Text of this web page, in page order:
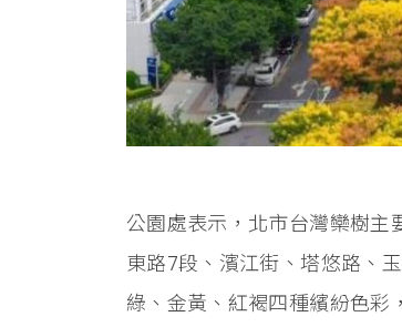
公園處表示，北市台灣欒樹主
東路7段、濱江街、塔悠路、
綠、金黃、紅褐四種繽紛色彩